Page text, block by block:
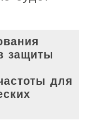
защиты
для